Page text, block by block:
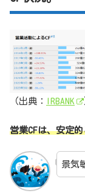
（出典： IRBANK
営業CFは、安定
景気